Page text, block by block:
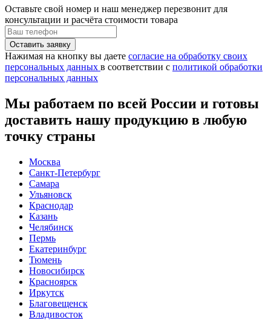
Оставьте свой номер и наш менеджер перезвонит для
консультации и расчёта стоимости товара
Нажимая на кнопку вы даете согласие на обработку своих
персональных данных в соответствии с политикой обработки
персональных данных
Мы работаем по всей России и готовы
доставить нашу продукцию в любую
точку страны
Москва
Санкт-Петербург
Самара
Ульяновск
Краснодар
Казань
Челябинск
Пермь
Екатеринбург
Тюмень
Новосибирск
Красноярск
Иркутск
Благовещенск
Владивосток